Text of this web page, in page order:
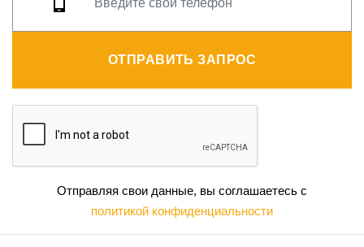
ОТПРАВИТЬ ЗАПРОС
Отправляя свои данные, вы соглашаетесь с
политикой конфиденциальности